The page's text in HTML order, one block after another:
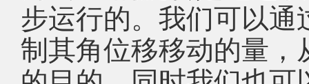
步运行的。我们可以
制其角位移移动的量